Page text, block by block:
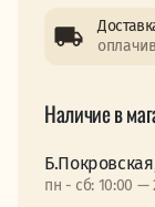
Наличие в
пн - сб: 10:00 —